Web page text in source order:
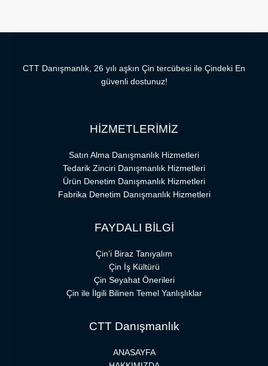
CTT Danışmanlık, 26 yılı aşkın Çin tercübesi ile Çindeki En
güvenli dostunuz!
HİZMETLERİMİZ
Satın Alma Danışmanlık Hizmetleri
Tedarik Zinciri Danışmanlık Hizmetleri
Ürün Denetim Danışmanlık Hizmetleri
Fabrika Denetim Danışmanlık Hizmetleri
FAYDALI BİLGİ
Çin’i Biraz Tanıyalım
Çin İş Kültürü
Çin Seyahat Önerileri
Çin ile İlgili Bilinen Temel Yanlışlıklar
CTT Danışmanlık
ANASAYFA